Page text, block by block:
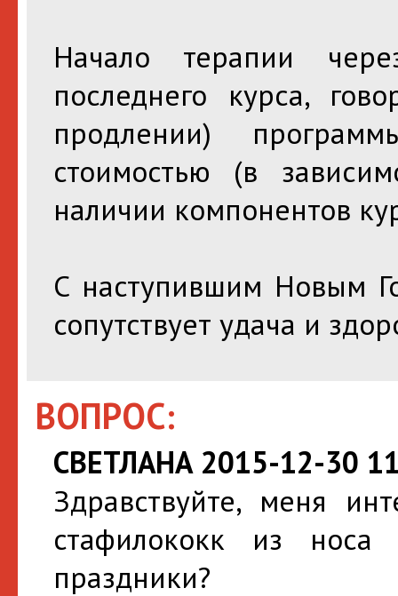
Начало терапии
последнего курса,
продлении)
стоимостью (в
наличии компонентов
С наступившим Новым
сопутствует удача и
ВОПРОС:
СВЕТЛАНА 2015-12-30
Здравствуйте, меня
стафилококк из
праздники?